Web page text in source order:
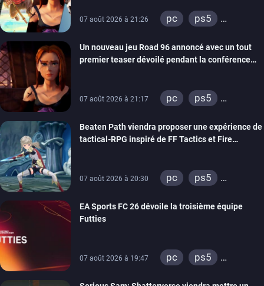
07 août 2026 à 21:26 pc
ps5
switch
stadia
ps4
xbox one
Un nouveau jeu Road 96 annoncé avec un tout
premier teaser dévoilé pendant la conférence
07 août 2026 à 21:17 pc
ps5
switch
stadia
ps4
xbox one
Beaten Path viendra proposer une expérience de
tactical-RPG inspiré de FF Tactics et Fire
07 août 2026 à 20:30 pc
ps5
switch
EA Sports FC 26 dévoile la troisième équipe
Futties
07 août 2026 à 19:47 pc
ps5